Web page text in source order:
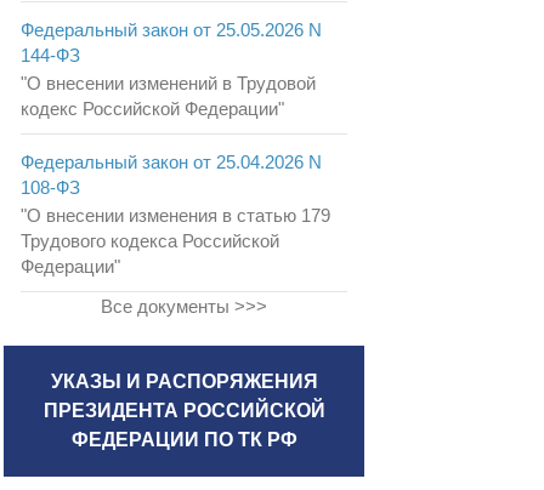
Федеральный закон от 25.05.2026 N
144-ФЗ
"О внесении изменений в Трудовой
кодекс Российской Федерации"
Федеральный закон от 25.04.2026 N
108-ФЗ
"О внесении изменения в статью 179
Трудового кодекса Российской
Федерации"
Все документы >>>
УКАЗЫ И РАСПОРЯЖЕНИЯ
ПРЕЗИДЕНТА РОССИЙСКОЙ
ФЕДЕРАЦИИ ПО ТК РФ